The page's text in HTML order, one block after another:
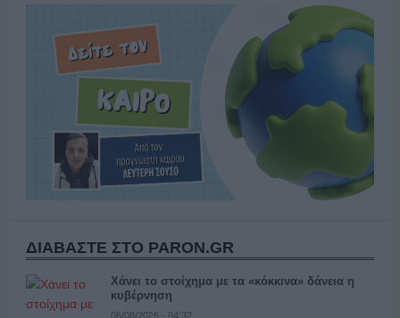
ΔΙΑΒΑΣΤΕ ΣΤΟ PARON.GR
Χάνει το στοίχημα με τα «κόκκινα» δάνεια η
κυβέρνηση
06/08/2026 - 04:32